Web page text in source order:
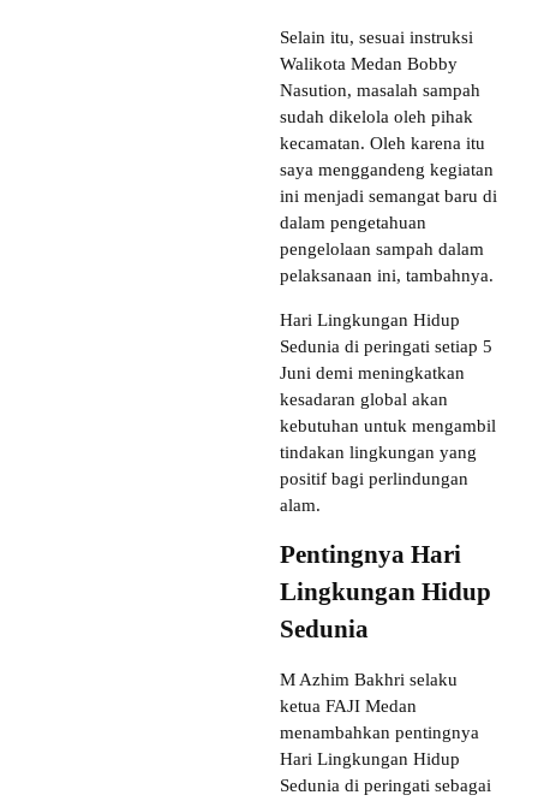
Selain itu, sesuai instruksi
Walikota Medan Bobby
Nasution, masalah sampah
sudah dikelola oleh pihak
kecamatan. Oleh karena itu
saya menggandeng kegiatan
ini menjadi semangat baru di
dalam pengetahuan
pengelolaan sampah dalam
pelaksanaan ini, tambahnya.
Hari Lingkungan Hidup
Sedunia di peringati setiap 5
Juni demi meningkatkan
kesadaran global akan
kebutuhan untuk mengambil
tindakan lingkungan yang
positif bagi perlindungan
alam.
Pentingnya Hari
Lingkungan Hidup
Sedunia
M Azhim Bakhri selaku
ketua FAJI Medan
menambahkan pentingnya
Hari Lingkungan Hidup
Sedunia di peringati sebagai